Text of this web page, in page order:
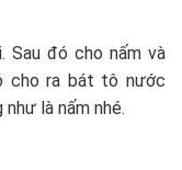
Sau đó cho nấm và
cho ra bát tô nước
là nấm nhé.